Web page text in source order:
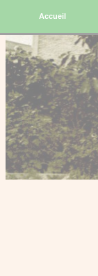
Accueil